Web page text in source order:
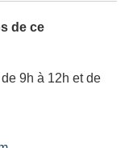
de ce
9h à 12h et de